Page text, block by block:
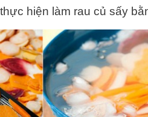
hiện làm rau củ sấy